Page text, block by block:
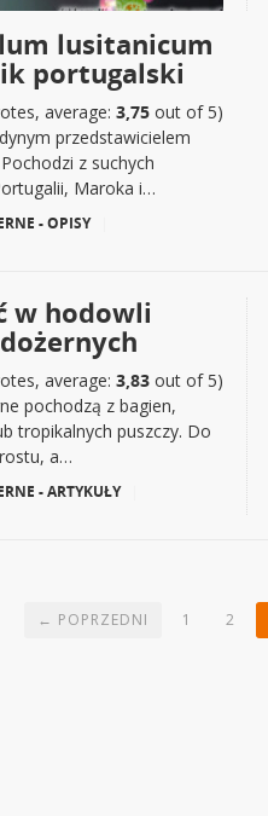
lusitanicum
portugalski
average: 3,75 out of 5)
przedstawicielem
z suchych
Maroka i…
- OPISY
w hodowli
average: 3,83 out of 5)
pochodzą z bagien,
tropikalnych puszczy. Do
a…
- ARTYKUŁY
← POPRZEDNI 1 2